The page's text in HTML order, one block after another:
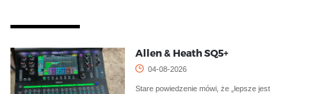
Allen & Heath SQ5+
04-08-2026
Stare powiedzenie mówi, że „lepsze jest